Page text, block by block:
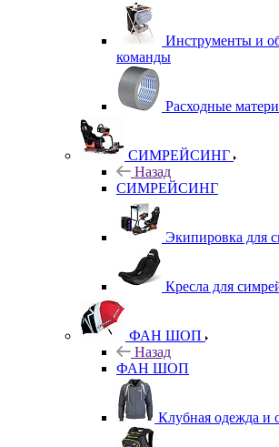
Инструменты и
команды
Расходные
СИМРЕЙСИНГ
Назад
СИМРЕЙСИНГ
Экипировка для
Кресла для
ФАН ШОП
Назад
ФАН ШОП
Клубная одежда и